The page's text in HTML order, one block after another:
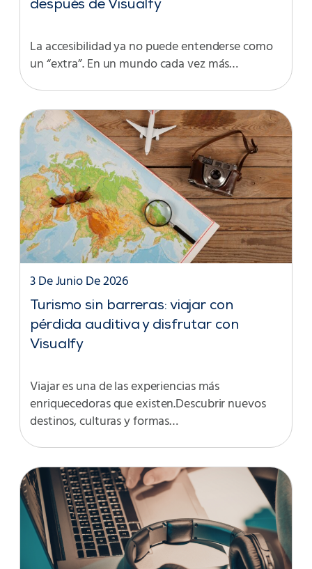
después de Visualfy
La accesibilidad ya no puede entenderse como
un “extra”. En un mundo cada vez más…
Turismo sin barreras: viajar con
pérdida auditiva y disfrutar con
Visualfy
3 De Junio De 2026
Viajar es una de las experiencias más
enriquecedoras que existen.Descubrir nuevos
destinos, culturas y formas…